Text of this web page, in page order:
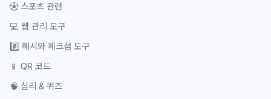
⚽ 스포츠 관련
💻 웹 관리 도구
#️⃣ 해시와 체크섬 도구
📱 QR 코드
🧠 심리 & 퀴즈